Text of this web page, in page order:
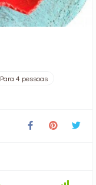
Para 4 pessoas